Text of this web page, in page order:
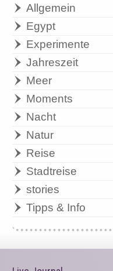
Allgemein
Egypt
Experimente
Jahreszeit
Meer
Moments
Nacht
Natur
Reise
Stadtreise
stories
Tipps & Info